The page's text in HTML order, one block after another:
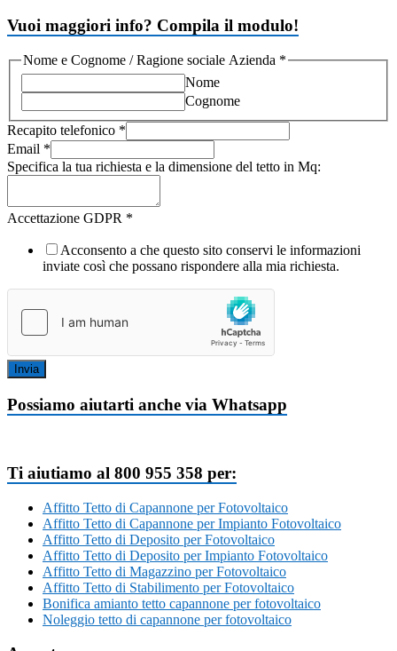
Vuoi maggiori info? Compila il modulo!
Nome e Cognome / Ragione sociale Azienda *
Nome
Cognome
Recapito telefonico *
Email *
Specifica la tua richiesta e la dimensione del tetto in Mq:
Accettazione GDPR *
Acconsento a che questo sito conservi le informazioni
inviate così che possano rispondere alla mia richiesta.
Invia
Possiamo aiutarti anche via Whatsapp
Ti aiutiamo al 800 955 358 per:
Affitto Tetto di Capannone per Fotovoltaico
Affitto Tetto di Capannone per Impianto Fotovoltaico
Affitto Tetto di Deposito per Fotovoltaico
Affitto Tetto di Deposito per Impianto Fotovoltaico
Affitto Tetto di Magazzino per Fotovoltaico
Affitto Tetto di Stabilimento per Fotovoltaico
Bonifica amianto tetto capannone per fotovoltaico
Noleggio tetto di capannone per fotovoltaico